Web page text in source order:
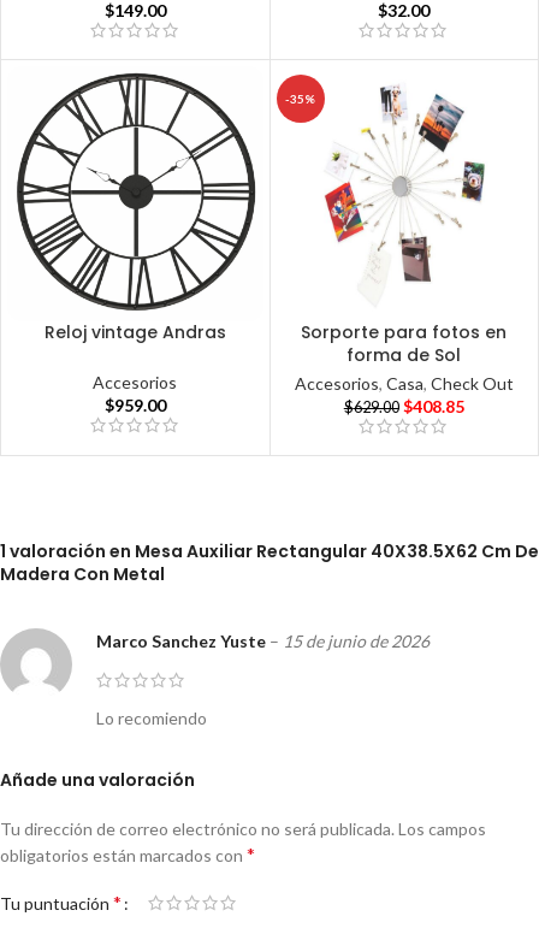
$149.00 $32.00
Reloj vintage Andras
Accesorios
$959.00
-35%
Sorporte para fotos en
forma de Sol
Accesorios, Casa, Check Out
$629.00 $408.85
1 valoración en Mesa Auxiliar Rectangular 40X38.5X62 Cm De
Madera Con Metal
Marco Sanchez Yuste – 15 de junio de 2026
Lo recomiendo
Añade una valoración
Tu dirección de correo electrónico no será publicada. Los campos
obligatorios están marcados con *
Tu puntuación *